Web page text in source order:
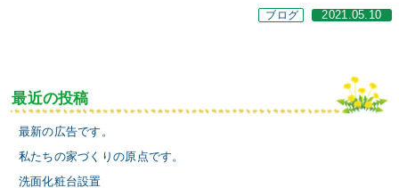
ブログ 2021.05.10
最近の投稿
最新の広告です。
私たちの家づくりの原点です。
洗面化粧台設置